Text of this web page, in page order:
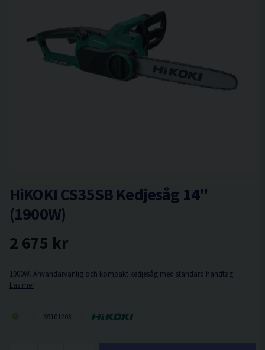
HiKOKI CS35SB Kedjesåg 14''
(1900W)
2 675 kr
1900W. Användarvänlig och kompakt kedjesåg med standard handtag.
Läs mer
69101203